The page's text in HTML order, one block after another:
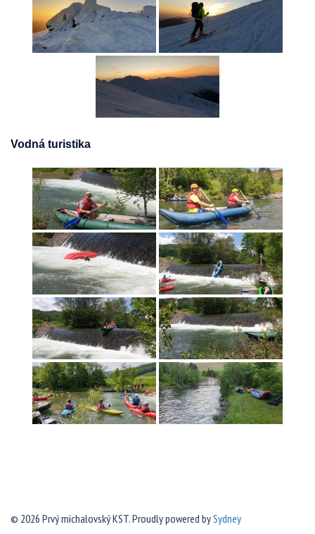
Vodná turistika
© 2026 Prvý michalovský KST. Proudly powered bySydney